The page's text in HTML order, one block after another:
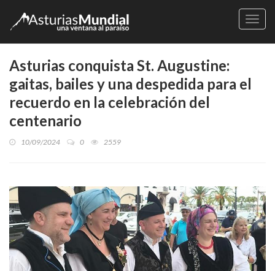
Asturias conquista St. Augustine:
gaitas, bailes y una despedida para el
recuerdo en la celebración del
centenario
10/09/2024 0 2559